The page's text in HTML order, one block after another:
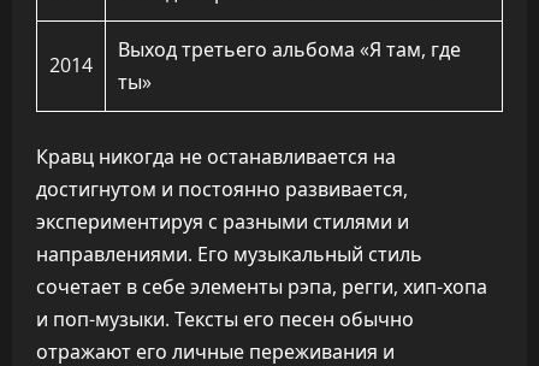
2014
Выход третьего альбома «Я там, где
ты»
Кравц никогда не останавливается на
достигнутом и постоянно развивается,
экспериментируя с разными стилями и
направлениями. Его музыкальный стиль
сочетает в себе элементы рэпа, регги, хип-хопа
и поп-музыки. Тексты его песен обычно
отражают его личные переживания и